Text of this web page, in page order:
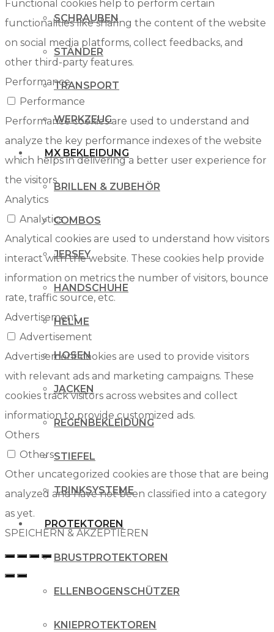
SCHRAUBEN
STÄNDER
TRANSPORT
WERKZEUG
MX BEKLEIDUNG
BRILLEN & ZUBEHÖR
COMBOS
JERSEY
HANDSCHUHE
HELME
HOSEN
JACKEN
REGENBEKLEIDUNG
STIEFEL
TRINKSYSTEME
PROTEKTOREN
BRUSTPROTEKTOREN
ELLENBOGENSCHÜTZER
KNIEPROTEKTOREN
Functional cookies help to perform certain
functionalities like sharing the content of the website
on social media platforms, collect feedbacks, and
other third-party features.
Performance
Performance
Performance cookies are used to understand and
analyze the key performance indexes of the website
which helps in delivering a better user experience for
the visitors.
Analytics
Analytics
Analytical cookies are used to understand how visitors
interact with the website. These cookies help provide
information on metrics the number of visitors, bounce
rate, traffic source, etc.
Advertisement
Advertisement
Advertisement cookies are used to provide visitors
with relevant ads and marketing campaigns. These
cookies track visitors across websites and collect
information to provide customized ads.
Others
Others
Other uncategorized cookies are those that are being
analyzed and have not been classified into a category
as yet.
SPEICHERN & AKZEPTIEREN